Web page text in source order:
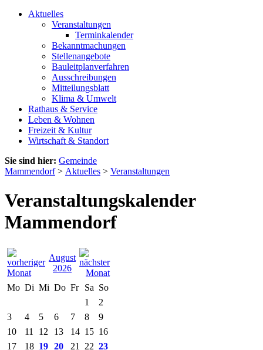
Aktuelles
Veranstaltungen
Terminkalender
Bekanntmachungen
Stellenangebote
Bauleitplanverfahren
Ausschreibungen
Mitteilungsblatt
Klima & Umwelt
Rathaus & Service
Leben & Wohnen
Freizeit & Kultur
Wirtschaft & Standort
Sie sind hier: Gemeinde
Mammendorf> Aktuelles > Veranstaltungen
Veranstaltungskalender
Mammendorf
August
2026
Mo Di Mi Do Fr Sa So
1
2
3
4 5 6 7 8
9
10
11 12 13 14 15 16
17
18 19 20 21 22 23